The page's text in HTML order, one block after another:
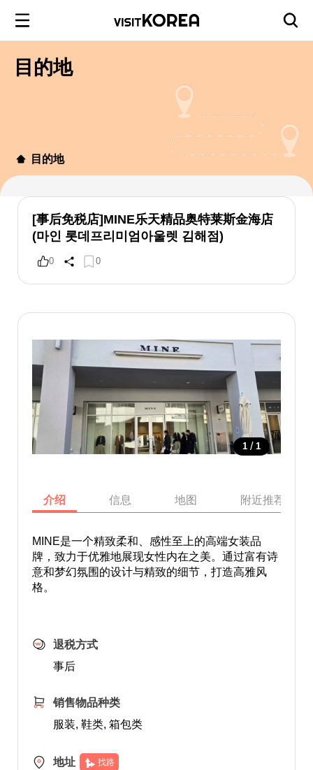
目的地
目的地
[事后免税店]MINE乐天精品奥特莱斯金海店
(마인 롯데프리미엄아울렛 김해점)
0 0
1 / 1
介绍 信息 地图 附近推荐景点
MINE是一个精致柔和、感性至上的高端女装品
牌，致力于优雅地展现女性内在之美。通过富有诗
意和梦幻氛围的设计与精致的细节，打造高雅风
格。
退税方式
事后
销售物品种类
服装, 鞋类, 箱包类
地址 找路